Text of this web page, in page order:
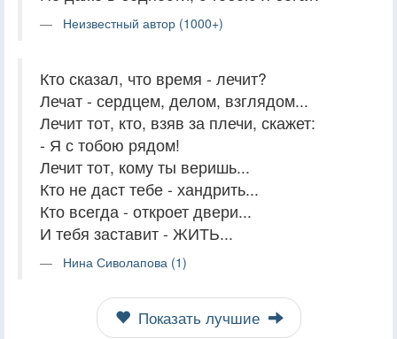
Неизвестный автор (1000+)
Кто сказал, что время - лечит?
Лечат - сердцем, делом, взглядом...
Лечит тот, кто, взяв за плечи, скажет:
- Я с тобою рядом!
Лечит тот, кому ты веришь...
Кто не даст тебе - хандрить...
Кто всегда - откроет двери...
И тебя заставит - ЖИТЬ...
Нина Сиволапова (1)
Показать лучшие